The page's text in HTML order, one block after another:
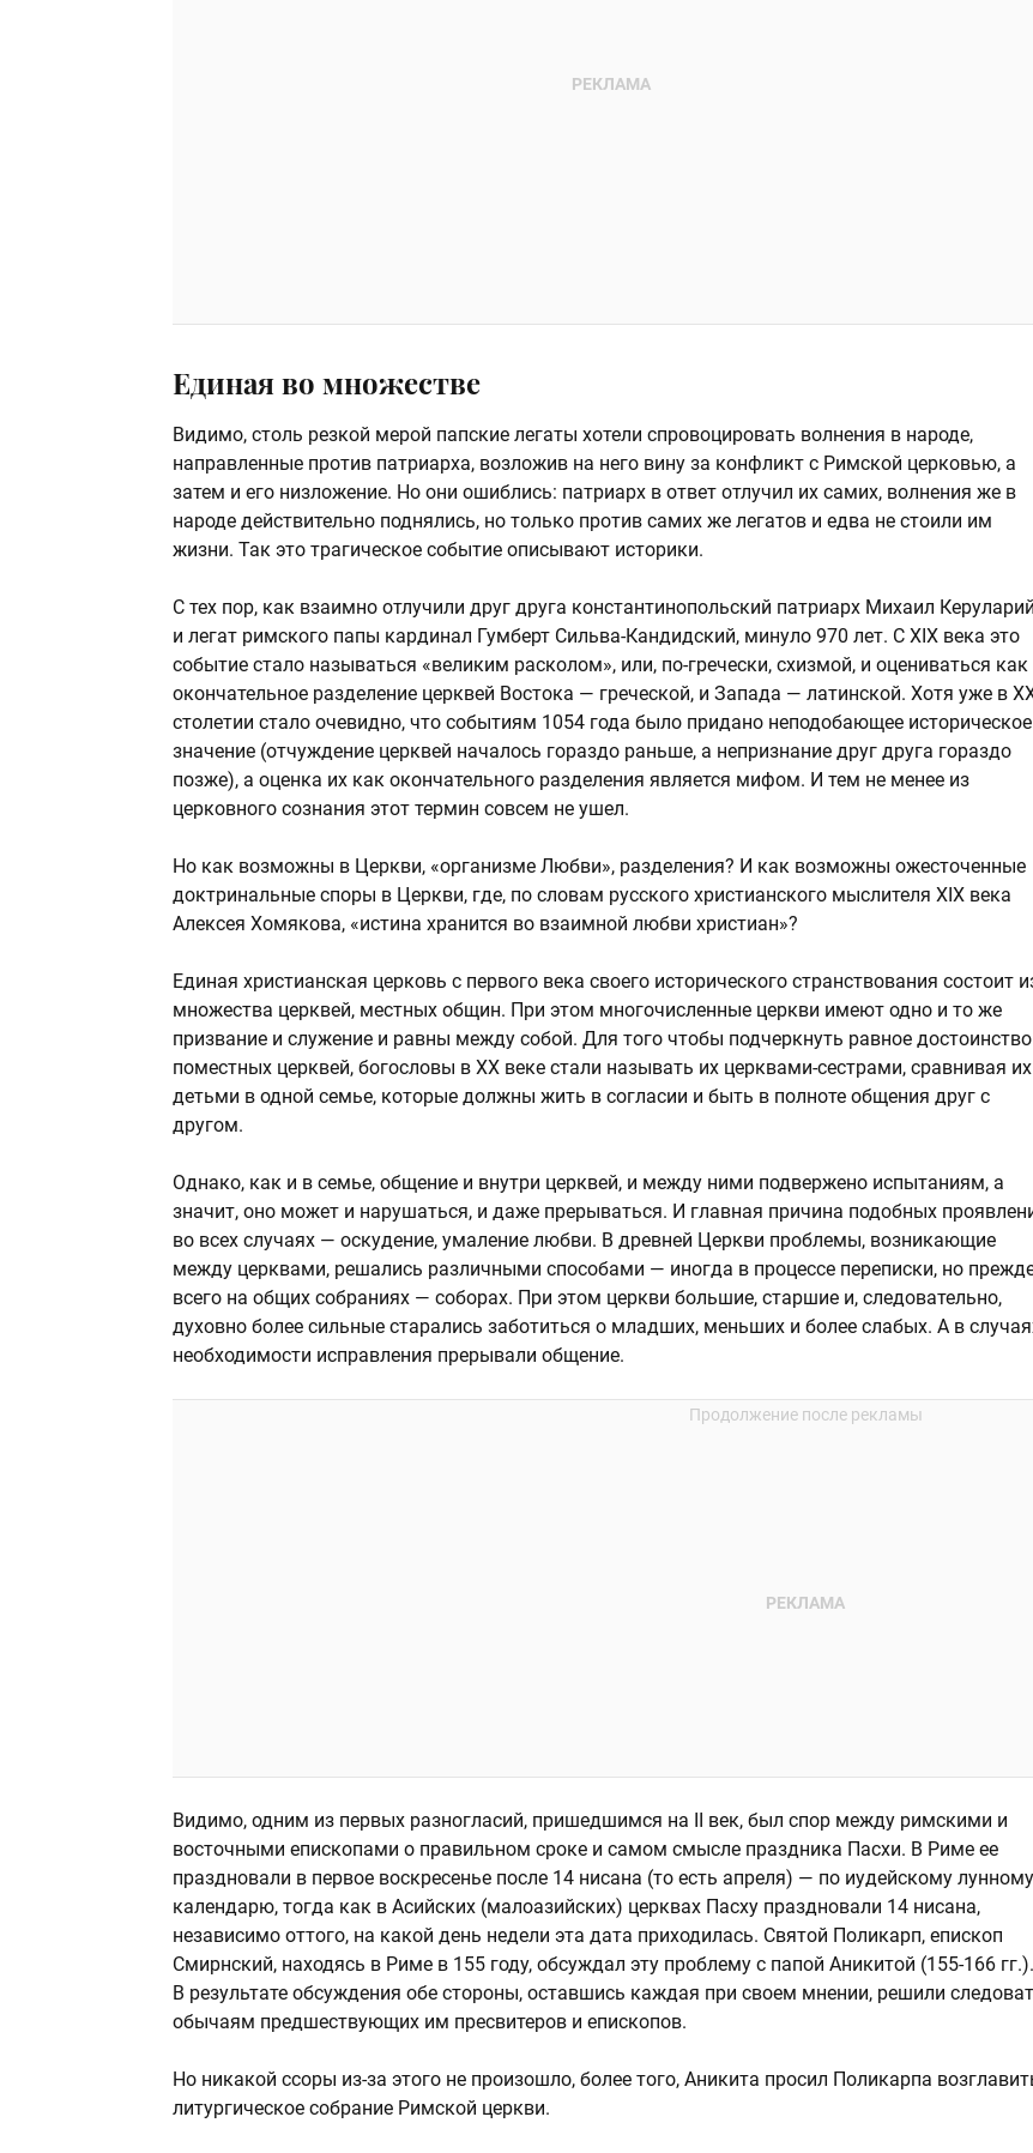
Единая во множестве
Видимо, столь резкой мерой папские легаты хотели спровоцировать волнения в народе,
направленные против патриарха, возложив на него вину за конфликт с Римской церковью, а
затем и его низложение. Но они ошиблись: патриарх в ответ отлучил их самих, волнения же в
народе действительно поднялись, но только против самих же легатов и едва не стоили им
жизни. Так это трагическое событие описывают историки.
С тех пор, как взаимно отлучили друг друга константинопольский патриарх Михаил Керуларий
и легат римского папы кардинал Гумберт Сильва-Кандидский, минуло 970 лет. С XIX века это
событие стало называться «великим расколом», или, по-гречески, схизмой, и оцениваться как
окончательное разделение церквей Востока — греческой, и Запада — латинской. Хотя уже в
столетии стало очевидно, что событиям 1054 года было придано неподобающее историческое
значение (отчуждение церквей началось гораздо раньше, а непризнание друг друга гораздо
позже), а оценка их как окончательного разделения является мифом. И тем не менее из
церковного сознания этот термин совсем не ушел.
Но как возможны в Церкви, «организме Любви», разделения? И как возможны ожесточенные
доктринальные споры в Церкви, где, по словам русского христианского мыслителя XIX века
Алексея Хомякова, «истина хранится во взаимной любви христиан»?
Единая христианская церковь с первого века своего исторического странствования состоит
множества церквей, местных общин. При этом многочисленные церкви имеют одно и то же
призвание и служение и равны между собой. Для того чтобы подчеркнуть равное достоинство
поместных церквей, богословы в XX веке стали называть их церквами-сестрами, сравнивая
детьми в одной семье, которые должны жить в согласии и быть в полноте общения друг с
другом.
Однако, как и в семье, общение и внутри церквей, и между ними подвержено испытаниям, а
значит, оно может и нарушаться, и даже прерываться. И главная причина подобных
во всех случаях — оскудение, умаление любви. В древней Церкви проблемы, возникающие
между церквами, решались различными способами — иногда в процессе переписки, но
всего на общих собраниях — соборах. При этом церкви большие, старшие и, следовательно,
духовно более сильные старались заботиться о младших, меньших и более слабых. А в
необходимости исправления прерывали общение.
Видимо, одним из первых разногласий, пришедшимся на II век, был спор между римскими и
восточными епископами о правильном сроке и самом смысле праздника Пасхи. В Риме ее
праздновали в первое воскресенье после 14 нисана (то есть апреля) — по иудейскому лунному
календарю, тогда как в Асийских (малоазийских) церквах Пасху праздновали 14 нисана,
независимо оттого, на какой день недели эта дата приходилась. Святой Поликарп, епископ
Смирнский, находясь в Риме в 155 году, обсуждал эту проблему с папой Аникитой (155-166 гг.).
В результате обсуждения обе стороны, оставшись каждая при своем мнении, решили
обычаям предшествующих им пресвитеров и епископов.
Но никакой ссоры из-за этого не произошло, более того, Аникита просил Поликарпа
литургическое собрание Римской церкви.